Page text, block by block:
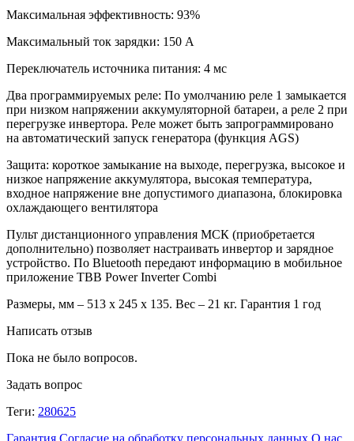
Максимальная эффективность: 93%
Максимальный ток зарядки: 150 А
Переключатель источника питания: 4 мс
Два программируемых реле: По умолчанию реле 1 замыкается
при низком напряжении аккумуляторной батареи, а реле 2 при
перегрузке инвертора. Реле может быть запрограммировано
на автоматический запуск генератора (функция AGS)
Защита: короткое замыкание на выходе, перегрузка, высокое и
низкое напряжение аккумулятора, высокая температура,
входное напряжение вне допустимого диапазона, блокировка
охлаждающего вентилятора
Пульт дистанционного управления МСК (приобретается
дополнительно) позволяет настраивать инвертор и зарядное
устройство. По Bluetooth передают информацию в мобильное
приложение TBB Power Inverter Combi
Размеры, мм – 513 х 245 х 135. Вес – 21 кг. Гарантия 1 год
Написать отзыв
Пока не было вопросов.
Задать вопрос
Теги: 280625
Гарантия Согласие на обработку персональных данных О нас